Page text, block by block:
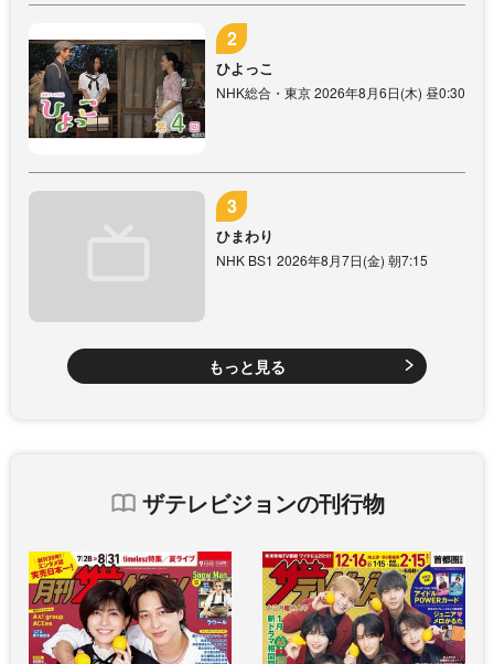
ひよっこ
NHK総合・東京 2026年8月6日(木) 昼0:30
ひまわり
NHK BS1 2026年8月7日(金) 朝7:15
もっと見る
ザテレビジョンの刊行物